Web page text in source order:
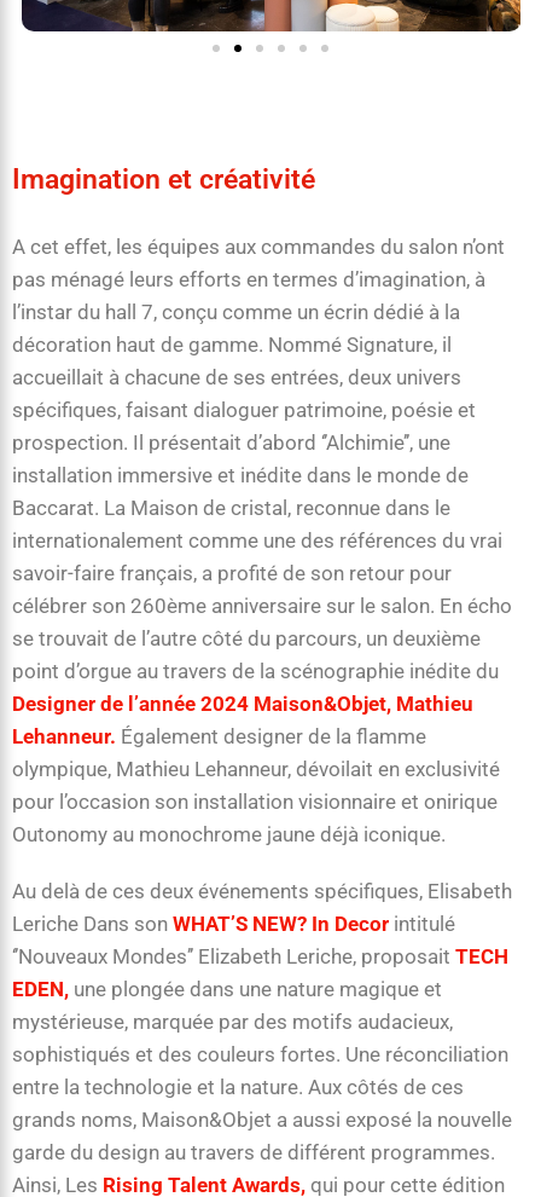
Imagination et créativité
A cet effet, les équipes aux commandes du salon n’ont
pas ménagé leurs efforts en termes d’imagination, à
l’instar du hall 7, conçu comme un écrin dédié à la
décoration haut de gamme. Nommé Signature, il
accueillait à chacune de ses entrées, deux univers
spécifiques, faisant dialoguer patrimoine, poésie et
prospection. Il présentait d’abord ‘’Alchimie’’, une
installation immersive et inédite dans le monde de
Baccarat. La Maison de cristal, reconnue dans le
internationalement comme une des références du vrai
savoir-faire français, a profité de son retour pour
célébrer son 260ème anniversaire sur le salon. En écho
se trouvait de l’autre côté du parcours, un deuxième
point d’orgue au travers de la scénographie inédite du
Designer de l’année 2024 Maison&Objet, Mathieu
Lehanneur. Également designer de la flamme
olympique, Mathieu Lehanneur, dévoilait en exclusivité
pour l’occasion son installation visionnaire et onirique
Outonomy au monochrome jaune déjà iconique.
Au delà de ces deux événements spécifiques, Elisabeth
Leriche Dans son WHAT’S NEW? In Decor intitulé
‘’Nouveaux Mondes’’ Elizabeth Leriche, proposait TECH
EDEN, une plongée dans une nature magique et
mystérieuse, marquée par des motifs audacieux,
sophistiqués et des couleurs fortes. Une réconciliation
entre la technologie et la nature. Aux côtés de ces
grands noms, Maison&Objet a aussi exposé la nouvelle
garde du design au travers de différent programmes.
Ainsi, Les Rising Talent Awards, qui pour cette édition